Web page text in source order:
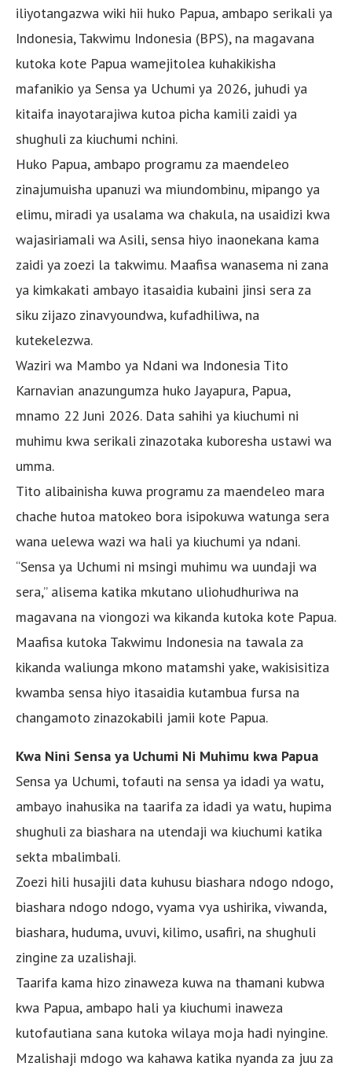
iliyotangazwa wiki hii huko Papua, ambapo serikali ya
Indonesia, Takwimu Indonesia (BPS), na magavana
kutoka kote Papua wamejitolea kuhakikisha
mafanikio ya Sensa ya Uchumi ya 2026, juhudi ya
kitaifa inayotarajiwa kutoa picha kamili zaidi ya
shughuli za kiuchumi nchini.
Huko Papua, ambapo programu za maendeleo
zinajumuisha upanuzi wa miundombinu, mipango ya
elimu, miradi ya usalama wa chakula, na usaidizi kwa
wajasiriamali wa Asili, sensa hiyo inaonekana kama
zaidi ya zoezi la takwimu. Maafisa wanasema ni zana
ya kimkakati ambayo itasaidia kubaini jinsi sera za
siku zijazo zinavyoundwa, kufadhiliwa, na
kutekelezwa.
Waziri wa Mambo ya Ndani wa Indonesia Tito
Karnavian anazungumza huko Jayapura, Papua,
mnamo 22 Juni 2026. Data sahihi ya kiuchumi ni
muhimu kwa serikali zinazotaka kuboresha ustawi wa
umma.
Tito alibainisha kuwa programu za maendeleo mara
chache hutoa matokeo bora isipokuwa watunga sera
wana uelewa wazi wa hali ya kiuchumi ya ndani.
“Sensa ya Uchumi ni msingi muhimu wa uundaji wa
sera,” alisema katika mkutano uliohudhuriwa na
magavana na viongozi wa kikanda kutoka kote Papua.
Maafisa kutoka Takwimu Indonesia na tawala za
kikanda waliunga mkono matamshi yake, wakisisitiza
kwamba sensa hiyo itasaidia kutambua fursa na
changamoto zinazokabili jamii kote Papua.
Kwa Nini Sensa ya Uchumi Ni Muhimu kwa Papua
Sensa ya Uchumi, tofauti na sensa ya idadi ya watu,
ambayo inahusika na taarifa za idadi ya watu, hupima
shughuli za biashara na utendaji wa kiuchumi katika
sekta mbalimbali.
Zoezi hili husajili data kuhusu biashara ndogo ndogo,
biashara ndogo ndogo, vyama vya ushirika, viwanda,
biashara, huduma, uvuvi, kilimo, usafiri, na shughuli
zingine za uzalishaji.
Taarifa kama hizo zinaweza kuwa na thamani kubwa
kwa Papua, ambapo hali ya kiuchumi inaweza
kutofautiana sana kutoka wilaya moja hadi nyingine.
Mzalishaji mdogo wa kahawa katika nyanda za juu za